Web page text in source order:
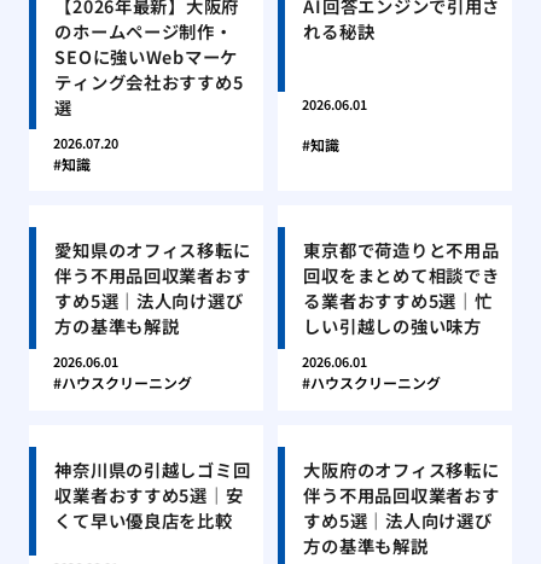
【2026年最新】大阪府
のホームページ制作・
SEOに強いWebマーケ
ティング会社おすすめ5
選
2026.07.20
知識
AI回答エンジンで引用さ
れる秘訣
2026.06.01
知識
愛知県のオフィス移転に
伴う不用品回収業者おす
すめ5選｜法人向け選び
方の基準も解説
2026.06.01
ハウスクリーニング
東京都で荷造りと不用品
回収をまとめて相談でき
る業者おすすめ5選｜忙
しい引越しの強い味方
2026.06.01
ハウスクリーニング
神奈川県の引越しゴミ回
収業者おすすめ5選｜安
くて早い優良店を比較
大阪府のオフィス移転に
伴う不用品回収業者おす
すめ5選｜法人向け選び
方の基準も解説